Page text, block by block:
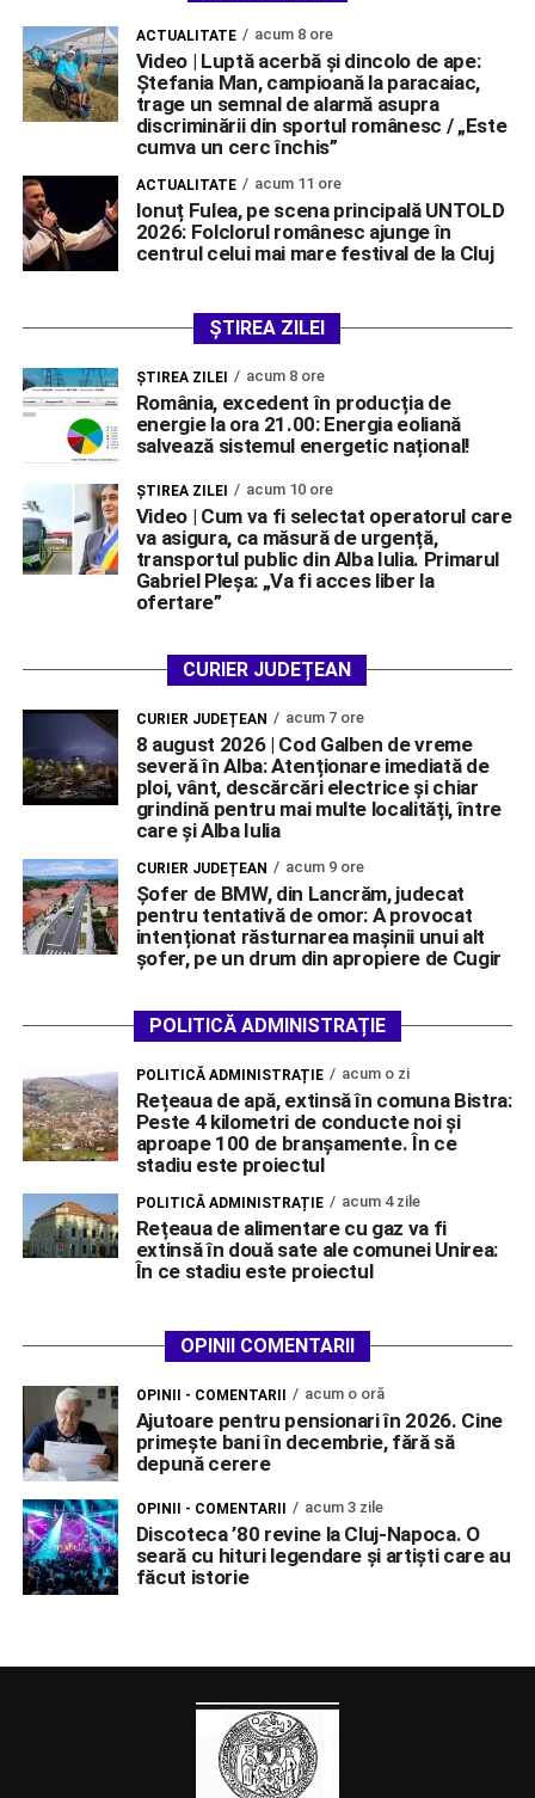
ACTUALITATE acum 8 ore
Video | Luptă acerbă și dincolo de ape:
Ștefania Man, campioană la paracaiac,
trage un semnal de alarmă asupra
discriminării din sportul românesc / „Este
cumva un cerc închis”
ACTUALITATE acum 11 ore
Ionuț Fulea, pe scena principală UNTOLD
2026: Folclorul românesc ajunge în
centrul celui mai mare festival de la Cluj
ȘTIREA ZILEI
ŞTIREA ZILEI acum 8 ore
România, excedent în producția de
energie la ora 21.00: Energia eoliană
salvează sistemul energetic național!
ŞTIREA ZILEI acum 10 ore
Video | Cum va fi selectat operatorul care
va asigura, ca măsură de urgență,
transportul public din Alba Iulia. Primarul
Gabriel Pleșa: „Va fi acces liber la
ofertare”
CURIER JUDEȚEAN
CURIER JUDEȚEAN acum 7 ore
8 august 2026 | Cod Galben de vreme
severă în Alba: Atenționare imediată de
ploi, vânt, descărcări electrice și chiar
grindină pentru mai multe localități, între
care și Alba Iulia
CURIER JUDEȚEAN acum 9 ore
Șofer de BMW, din Lancrăm, judecat
pentru tentativă de omor: A provocat
intenționat răsturnarea mașinii unui alt
șofer, pe un drum din apropiere de Cugir
POLITICĂ ADMINISTRAȚIE
POLITICĂ ADMINISTRAȚIE acum o zi
Rețeaua de apă, extinsă în comuna Bistra:
Peste 4 kilometri de conducte noi și
aproape 100 de branșamente. În ce
stadiu este proiectul
POLITICĂ ADMINISTRAȚIE acum 4 zile
Rețeaua de alimentare cu gaz va fi
extinsă în două sate ale comunei Unirea:
În ce stadiu este proiectul
OPINII COMENTARII
OPINII - COMENTARII acum o oră
Ajutoare pentru pensionari în 2026. Cine
primește bani în decembrie, fără să
depună cerere
OPINII - COMENTARII acum 3 zile
Discoteca ’80 revine la Cluj-Napoca. O
seară cu hituri legendare și artiști care au
făcut istorie